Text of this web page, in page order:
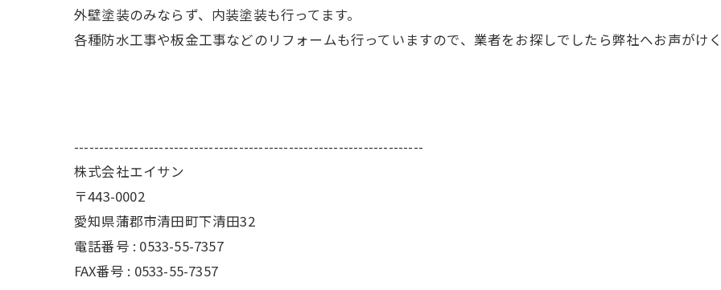
外壁塗装のみならず、内装塗装も行ってます。
各種防水工事や板金工事などのリフォームも行っていますので、業者をお探しでしたら弊社へお声がけく
----------------------------------------------------------------------
株式会社エイサン
〒443-0002
愛知県蒲郡市清田町下清田32
電話番号 : 0533-55-7357
FAX番号 : 0533-55-7357